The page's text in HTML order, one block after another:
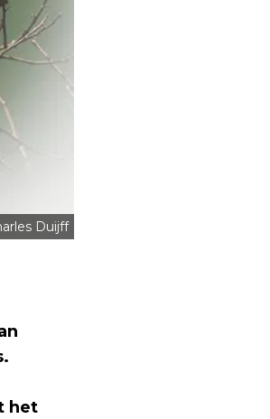
Duijff
het